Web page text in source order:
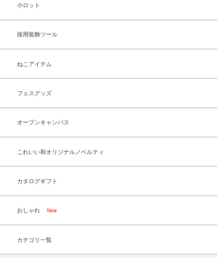
小ロット
採用装飾ツール
ねこアイテム
フェスグッズ
オープンキャンパス
これいい和オリジナルノベルティ
カタログギフト
おしゃれ New
カテゴリ一覧